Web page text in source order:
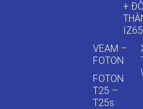
+ ĐÔ
VEAM –
FOTON
FOTON
T25 –
T25s